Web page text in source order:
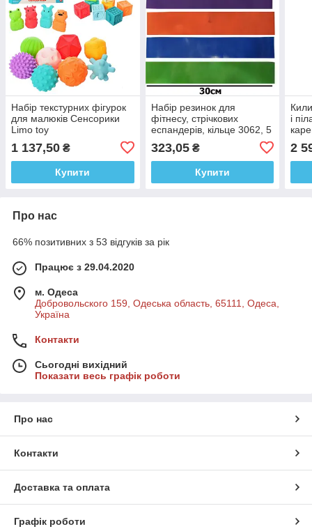
Набір текстурних фігурок
для малюків Сенсорики
Limo toy
1 137,50 ₴
Купити
Набір резинок для
фітнесу, стрічкових
еспандерів, кільце 3062, 5
323,05₴
Купити
і
2
Про нас
66% позитивних з 53 відгуків за рік
Працює з 29.04.2020
м. Одеса
Добровольского 159, Одеська область, 65111, Одеса,
Україна
Контакти
Сьогодні вихідний
Показати весь графік роботи
Про нас
Контакти
Доставка та оплата
Графік роботи